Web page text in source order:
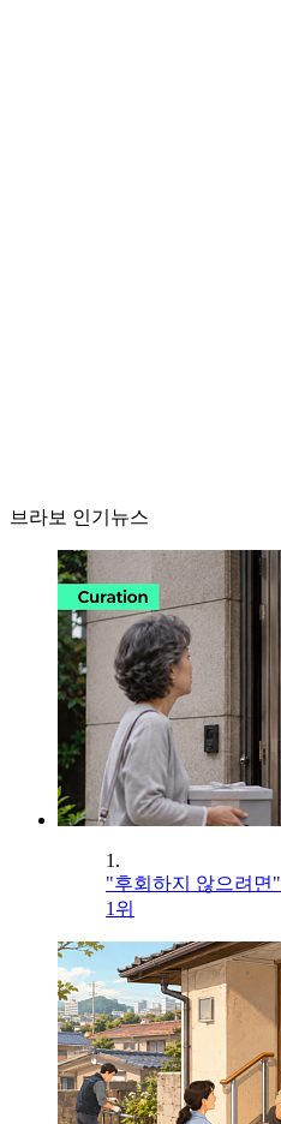
브라보 인기뉴스
1.
"후회하지 않으려면
1위